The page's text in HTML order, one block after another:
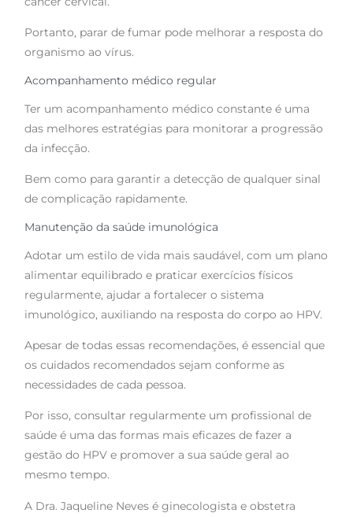
Portanto, parar de fumar pode melhorar a resposta do
organismo ao vírus.
Acompanhamento médico regular
Ter um acompanhamento médico constante é uma
das melhores estratégias para monitorar a progressão
da infecção.
Bem como para garantir a detecção de qualquer sinal
de complicação rapidamente.
Manutenção da saúde imunológica
Adotar um estilo de vida mais saudável, com um plano
alimentar equilibrado e praticar exercícios físicos
regularmente, ajudar a fortalecer o sistema
imunológico, auxiliando na resposta do corpo ao HPV.
Apesar de todas essas recomendações, é essencial que
os cuidados recomendados sejam conforme as
necessidades de cada pessoa.
Por isso, consultar regularmente um profissional de
saúde é uma das formas mais eficazes de fazer a
gestão do HPV e promover a sua saúde geral ao
mesmo tempo.
A Dra. Jaqueline Neves é ginecologista e obstetra